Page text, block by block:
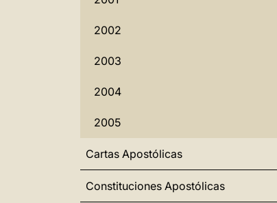
2002
2003
2004
2005
Cartas Apostólicas
Constituciones Apostólicas